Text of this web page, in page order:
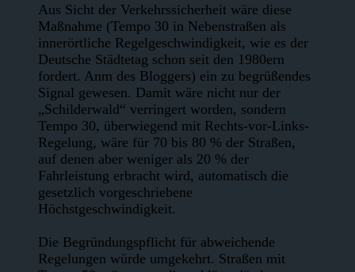
Aus Sicht der Verkehrssicherheit wäre diese
Maßnahme (Tempo 30 in Nebenstraßen als
innerörtliche Regelgeschwindigkeit, wie es der
Deutsche Städtetag schon seit den 1980ern
fordert. Anm des Bloggers) ein zu begrüßendes
Signal gewesen. Damit wäre nicht nur der
„Schilderwald“ verringert worden, sondern
Tempo 30, überwiegend mit Rechts-vor-Links-
Regelung, wäre für 70 bis 80 % der Straßen,
auf denen aber weniger als 20 % der
Fahrleistung erbracht wird, automatisch die
gesetzlich vorgeschriebene
Höchstgeschwindigkeit.
Die Begründungspflicht für abweichende
Regelungen würde umgekehrt. Straßen mit